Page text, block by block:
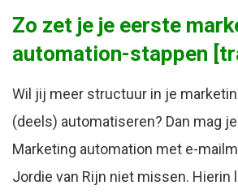
Zo zet je je eerste
automation-stappen
Wil jij meer structuur in je
(deels) automatiseren? Dan mag
Marketing automation met e-
Jordie van Rijn niet missen. Hierin